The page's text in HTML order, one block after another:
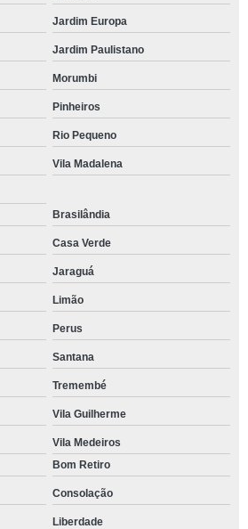
Jardim Europa
Jardim Paulistano
Morumbi
Pinheiros
Rio Pequeno
Vila Madalena
Brasilândia
Casa Verde
Jaraguá
Limão
Perus
Santana
Tremembé
Vila Guilherme
Vila Medeiros
Bom Retiro
Consolação
Liberdade